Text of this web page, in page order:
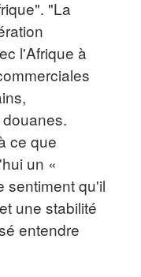
"La
l'Afrique à
ce que
un «
sentiment qu'il
une stabilité
entendre